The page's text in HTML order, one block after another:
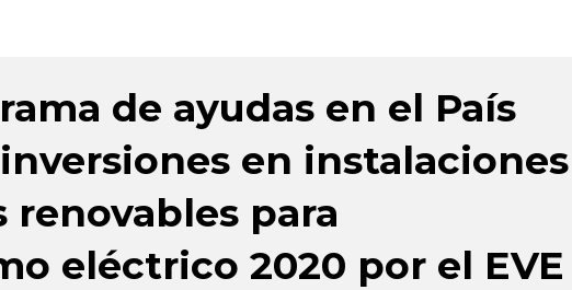
de ayudas en el País
en instalaciones
renovables para
eléctrico 2020 por el EVE